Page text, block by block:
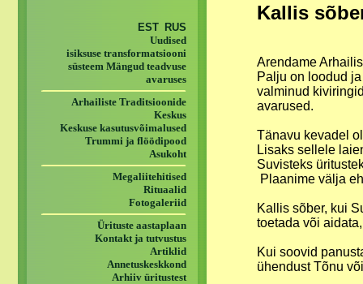
Kallis
Arendame
Palju on loodud
valminud
avarused.
Tänavu kevadel
Lisaks sellele
Suvisteks
Plaanime välja
Kallis sõber, kui
toetada või
Kui soovid
ühendust Tõnu
EST RUS
Uudised
isiksuse transformatsiooni
süsteem Mängud teadvuse
avaruses
Arhailiste Traditsioonide
Keskus
Keskuse kasutusvõimalused
Trummi ja flöödipood
Asukoht
Megaliitehitised
Rituaalid
Fotogaleriid
Ürituste aastaplaan
Kontakt ja tutvustus
Artiklid
Annetuskeskkond
Arhiiv üritustest